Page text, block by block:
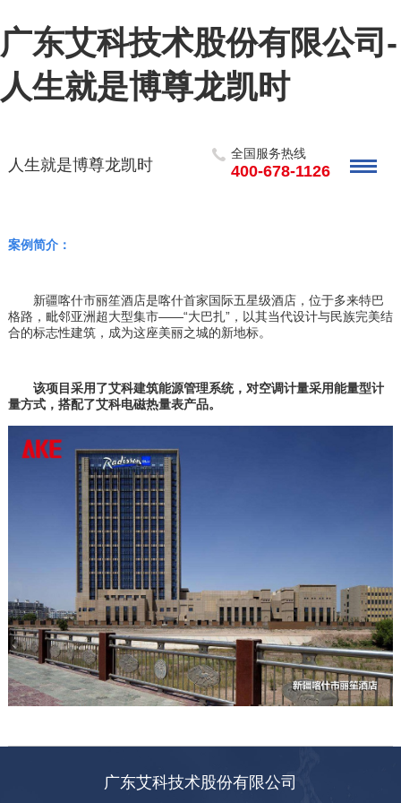
广东艾科技术股份有限公司-
人生就是博尊龙凯时
人生就是博尊龙凯时
全国服务热线
400-678-1126
案例简介：
新疆喀什市丽笙酒店是喀什首家国际五星级酒店，位于多来特巴
格路，毗邻亚洲超大型集市——“大巴扎”，以其当代设计与民族完美结
合的标志性建筑，成为这座美丽之城的新地标。
该项目采用了艾科建筑能源管理系统，对空调计量采用能量型计
量方式，搭配了艾科电磁热量表产品。
广东艾科技术股份有限公司